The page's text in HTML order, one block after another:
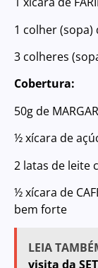
1 colher
3 colheres
Cobertura:
50g de
½ xícara de
2 latas de leite
½ xícara de
bem forte
LEIA
visita da